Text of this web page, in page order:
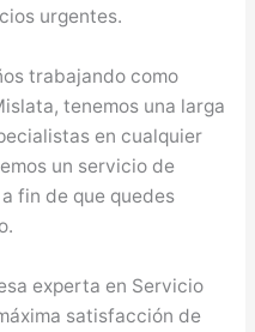
urgentes.
trabajando como
tenemos una larga
en cualquier
un servicio de
fin de que quedes
experta en Servicio
satisfacción de